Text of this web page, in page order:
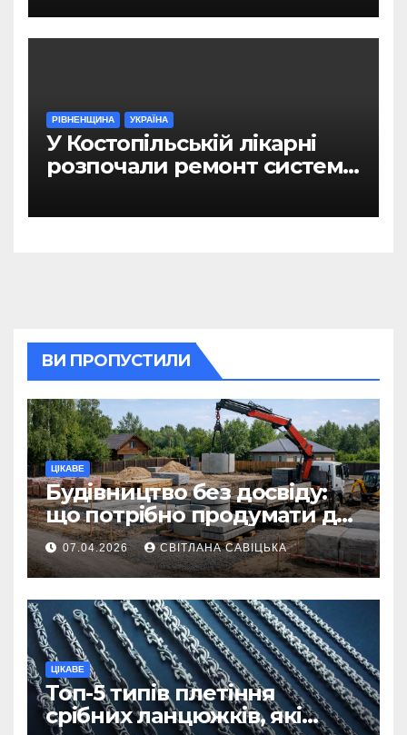
РІВНЕНЩИНА УКРАЇНА
У Костопільській лікарні
розпочали ремонт системи
ВИ ПРОПУСТИЛИ
ЦІКАВЕ
Будівництво без досвіду:
що потрібно продумати до
першої доставки на
ділянку
07.04.2026 СВІТЛАНА САВІЦЬКА
ЦІКАВЕ
Топ-5 типів плетіння
срібних ланцюжків, які